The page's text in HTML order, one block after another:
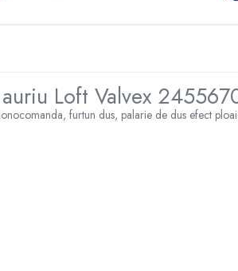
Loft Valvex
furtun dus, palarie de dus efect